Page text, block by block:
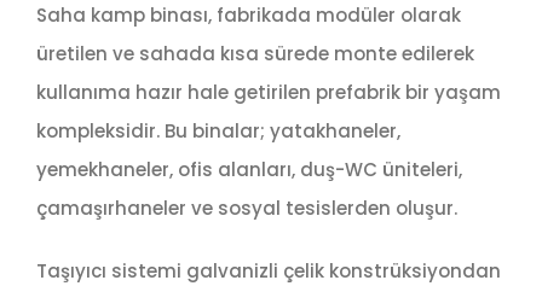
Saha kamp binası, fabrikada modüler olarak
üretilen ve sahada kısa sürede monte edilerek
kullanıma hazır hale getirilen prefabrik bir yaşam
kompleksidir. Bu binalar; yatakhaneler,
yemekhaneler, ofis alanları, duş-WC üniteleri,
çamaşırhaneler ve sosyal tesislerden oluşur.
Taşıyıcı sistemi galvanizli çelik konstrüksiyondan